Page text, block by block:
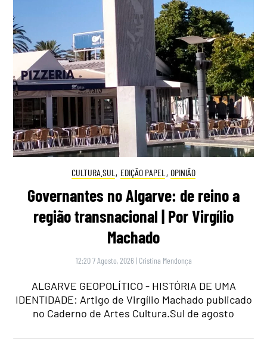
CULTURA.SUL , EDIÇÃO PAPEL , OPINIÃO
Governantes no Algarve: de reino a
região transnacional | Por Virgílio
Machado
12:20 7 Agosto, 2026 | Cristina Mendonça
ALGARVE GEOPOLÍTICO - HISTÓRIA DE UMA
IDENTIDADE: Artigo de Virgílio Machado publicado
no Caderno de Artes Cultura.Sul de agosto